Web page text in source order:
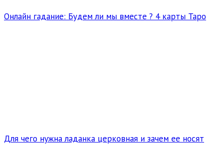
Онлайн гадание: Будем ли мы вместе ? 4 карты Таро
Для чего нужна ладанка церковная и зачем ее носят